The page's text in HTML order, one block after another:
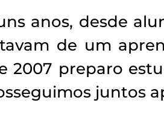
anos, desde
de um
2007 preparo
juntos